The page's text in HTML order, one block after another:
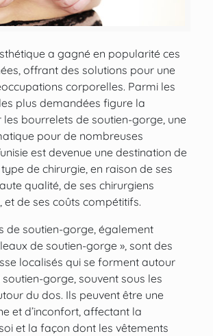
a gagné en popularité ces
offrant des solutions pour une
corporelles. Parmi les
plus demandées figure la
les bourrelets de soutien-gorge, une
pour de nombreuses
est devenue une destination de
de chirurgie, en raison de ses
qualité, de ses chirurgiens
et de ses coûts compétitifs.
de soutien-gorge, également
de soutien-gorge », sont des
localisés qui se forment autour
gorge, souvent sous les
du dos. Ils peuvent être une
et d’inconfort, affectant la
et la façon dont les vêtements